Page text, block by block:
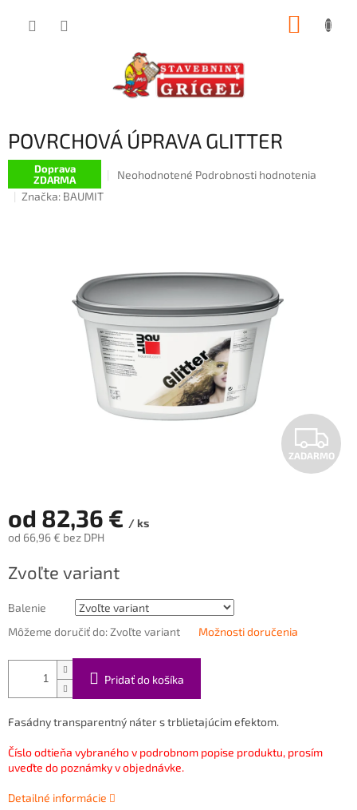
POVRCHOVÁ ÚPRAVA GLITTER
Doprava
ZDARMA
Priemerné
hviezdičiek.
Neohodnotené Podrobnosti hodnotenia
Značka: BAUMIT
Z
A
ZADARMO
od 82,36 € / ks
od 66,96 € bez DPH
cena:
Zvoľte variant
Balenie
Môžeme doručiť do: Zvoľte variant Možnosti doručenia
Pridať do košíka
Fasádny transparentný náter s trblietajúcim efektom.
Číslo odtieňa vybraného v podrobnom popise produktu, prosím
uveďte do poznámky v objednávke.
Detailné informácie